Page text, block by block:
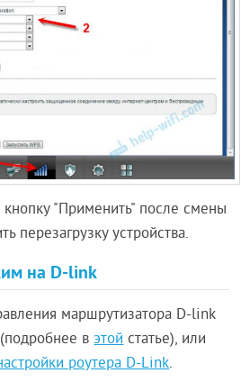
кнопку "Применить" после смены
перезагрузку устройства.
на D-link
маршрутизатора D-link
вэтойстатье), или
роутера D-Link.